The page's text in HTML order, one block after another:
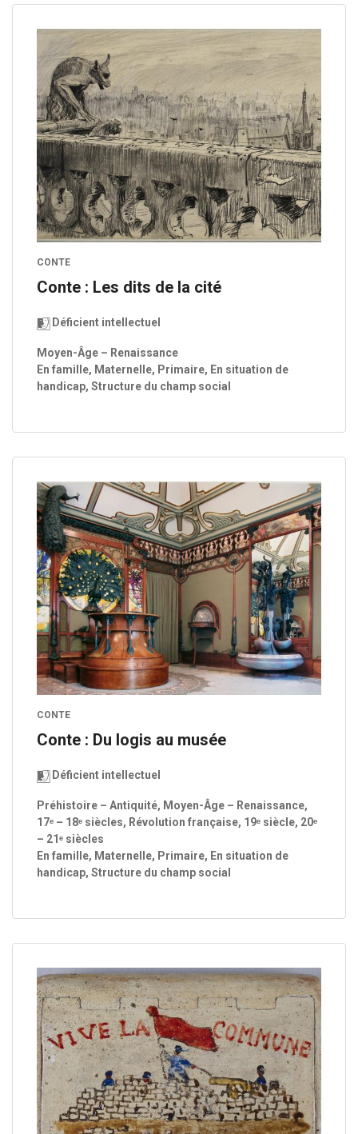
CONTE
Conte : Les dits de la cité
Déficient intellectuel
Moyen-Âge – Renaissance
En famille, Maternelle, Primaire, En situation de
handicap, Structure du champ social
CONTE
Conte : Du logis au musée
Déficient intellectuel
Préhistoire – Antiquité, Moyen-Âge – Renaissance,
17ᵉ – 18ᵉ siècles, Révolution française, 19ᵉ siècle, 20ᵉ
– 21ᵉ siècles
En famille, Maternelle, Primaire, En situation de
handicap, Structure du champ social